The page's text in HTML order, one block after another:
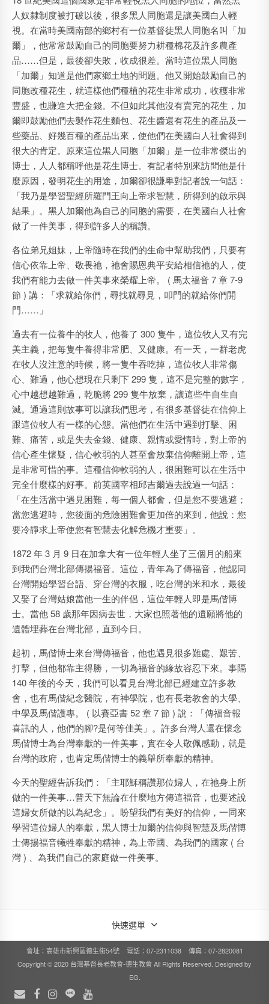
人奴隸制度被打破以後，很多黑人同胞還是讓美國白人輕
視。在當時美國南部的鄉村有一位基督徒黑人同胞名叫「加
爾」，他常常鼓勵自己的同胞要努力耕種棉花及許多農產
品……但是，最後卻失敗，收成很差。當時這位黑人同胞
「加爾」知道是他們家鄉土地的問題。他又開始鼓勵自己的
同胞改種花生，就這樣他們種植的花生非常成功，收穫非常
豐盛，也賺進大把金錢。不但如此其他沒有賣完的花生，加
爾即鼓勵他們去製作花生麵包、花生醬還有花生的產品及一
些藥品、好幾百種的產品出來，使他們在美國白人社會得到
很大的肯定。原來這位黑人同胞「加爾」是一位非常傑出的
博士，人人都稱呼他是花生博士。有記者特別來訪問他是什
麼原因，發明花生的用途，加爾卻很謙卑對記者說一句話：
「我乃是學習聖經所羅門王向上帝求智慧，所得到的啟示與
結果」。黑人加爾他為自己的同胞的需要，在美國白人社會
做了一件美事，得到許多人的稱讚。
各位弟兄姐妹，上帝隨時在我們的生命中幫助我們，只要有
信心依靠上帝、敬畏祂，祂會賜恩典平安給相信祂的人，使
我們有能力去做一件美事來榮耀上帝。 ( 馬太福音 7 章 7-9
節 ) 講：「求就給你們，尋找就尋見，叩門的就給你們開
門……」
過去有一位養牛的牧人，他養了 300 隻牛，這位牧人又有完
美主義，把每隻牛養得非常肥、又健康。有一天，一群老虎
在牧人沒注意的時候，將一隻牛吞吃掉，這位牧人非常傷
心、難過，他心想現在只剩下 299 隻，這不是完整的數字，
心中越想越難過，乾脆將 299 隻牛放棄，讓這些牛自生自
滅。通過這則故事可以讓我們思考，有很多基督徒在信仰上
跟這位牧人有一樣的心態。當他們在生活中遇到打擊、困
難、痛苦，或是失去金錢、健康、親情或愛情時，對上帝的
信心產生懷疑，信心軟弱的人甚至會放棄信仰離開上帝，這
是非常可惜的事。這種信仰軟弱的人，很困難可以在生活中
完全什麼樣的好事。前英國宰相邱吉爾過去說過一句話：
「在生活當中遇見困難，每一個人都會，但是您不要逃避；
當您逃避時，您後面的危險困難會更加倍的來到，他說：您
要冷靜求上帝使您有智慧去化解危機才重要」。
1872 年 3 月 9 日在加拿大有一位年輕人坐了三個月的船來
到我們台灣北部傳揚福音。這位，青年為了傳福音，他認同
台灣開始學習台語、穿台灣的衣服，吃台灣的米和水，最後
又娶了台灣姑娘當他一生的伴侶，這位年輕人即是馬偕博
士。當他 58 歲那年因病去世，大家也照著他的遺願將他的
遺體埋葬在台灣北部，直到今日。
起初，馬偕博士來台灣傳福音，他也遇見很多難處、艱苦、
打擊，但他都靠主得勝，一切為福音的緣故容忍下來。事隔
140 年後的今天，我們可以看見台灣北部已經建立許多教
會，也有馬偕紀念醫院，有神學院，也有長老教會的大學、
中學及馬偕護專。 ( 以賽亞書 52 章 7 節 ) 說：「傳福音報
喜訊的人，他們的腳?是何等佳美」。許多台灣人還在懷念
馬偕博士為台灣奉獻的一件美事，實在令人敬佩感動，就是
台灣的政府，也肯定馬偕博士的義舉所奉獻的精神。
今天的聖經告訴我們：「主耶穌稱讚那位婦人，在祂身上所
做的一件美事…普天下無論在什麼地方傳這福音，也要述說
這婦女所做的以為紀念」。盼望我們有美好的信仰，一同來
學習這位婦人的奉獻，黑人博士加爾的信仰與智慧及馬偕博
士傳揚福音犧牲奉獻的精神，為上帝國、為我們的國家 ( 台
灣 ) 、為我們自己的家庭做一件美事。
快速選單
會址：高雄市新興區德生街54號 電話：07-2311038 傳真：07-2820081
Copyright © 2020 台灣基督長老教會-德生教會 All Rights Reserved. Designed by
EG